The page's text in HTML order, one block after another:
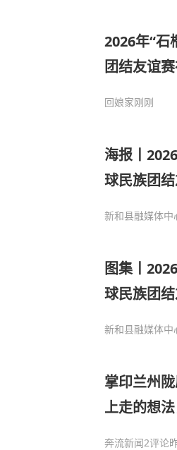
2026年“石
团结友谊
回娘家刚刚
海报丨
球民族团结
新和县融媒体中
图集丨
球民族团结
新和县融媒体中
掌印兰州
上走的想
奔流新闻2评论